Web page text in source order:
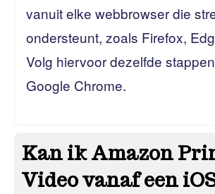
vanuit elke webbrowser die
ondersteunt, zoals Firefox,
Volg hiervoor dezelfde
Google Chrome.
Kan ik Amazon
Video vanaf een